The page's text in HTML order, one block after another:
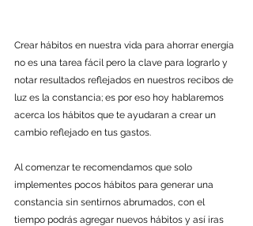
Crear hábitos en nuestra vida para ahorrar energía
no es una tarea fácil pero la clave para lograrlo y
notar resultados reflejados en nuestros recibos de
luz es la constancia; es por eso hoy hablaremos
acerca los hábitos que te ayudaran a crear un
cambio reflejado en tus gastos.
Al comenzar te recomendamos que solo
implementes pocos hábitos para generar una
constancia sin sentirnos abrumados, con el
tiempo podrás agregar nuevos hábitos y así iras